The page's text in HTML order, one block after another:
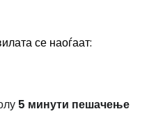
се наоѓаат:
5 минути пешачење